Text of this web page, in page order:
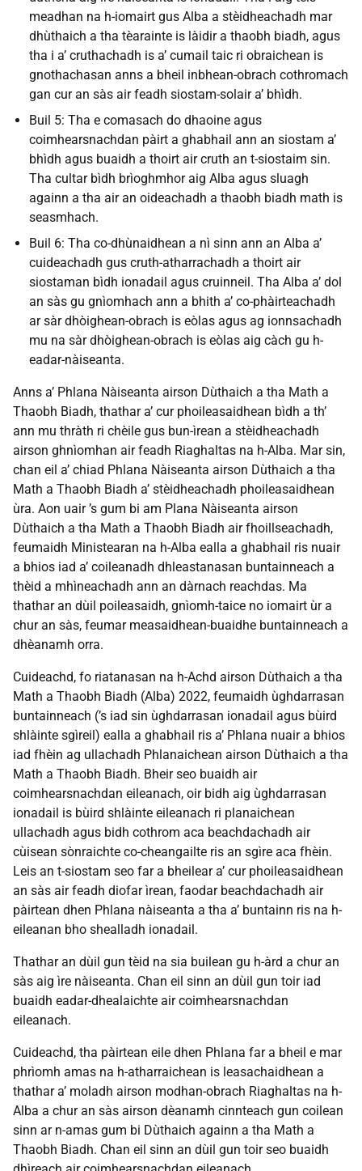
meadhan na h-iomairt gus Alba a stèidheachadh mar
dhùthaich a tha tèarainte is làidir a thaobh biadh, agus
tha i a’ cruthachadh is a’ cumail taic ri obraichean is
gnothachasan anns a bheil inbhean-obrach cothromach
gan cur an sàs air feadh siostam-solair a’ bhìdh.
Buil 5: Tha e comasach do dhaoine agus
coimhearsnachdan pàirt a ghabhail ann an siostam a’
bhìdh agus buaidh a thoirt air cruth an t-siostaim sin.
Tha cultar bìdh brìoghmhor aig Alba agus sluagh
againn a tha air an oideachadh a thaobh biadh math is
seasmhach.
Buil 6: Tha co-dhùnaidhean a nì sinn ann an Alba a’
cuideachadh gus cruth-atharrachadh a thoirt air
siostaman bìdh ionadail agus cruinneil. Tha Alba a’ dol
an sàs gu gnìomhach ann a bhith a’ co-phàirteachadh
ar sàr dhòighean-obrach is eòlas agus ag ionnsachadh
mu na sàr dhòighean-obrach is eòlas aig càch gu h-
eadar-nàiseanta.
Anns a’ Phlana Nàiseanta airson Dùthaich a tha Math a
Thaobh Biadh, thathar a’ cur phoileasaidhean bìdh a th’
ann mu thràth ri chèile gus bun-ìrean a stèidheachadh
airson ghnìomhan air feadh Riaghaltas na h-Alba. Mar sin,
chan eil a’ chiad Phlana Nàiseanta airson Dùthaich a tha
Math a Thaobh Biadh a’ stèidheachadh phoileasaidhean
ùra. Aon uair ’s gum bi am Plana Nàiseanta airson
Dùthaich a tha Math a Thaobh Biadh air fhoillseachadh,
feumaidh Ministearan na h-Alba ealla a ghabhail ris nuair
a bhios iad a’ coileanadh dhleastanasan buntainneach a
thèid a mhìneachadh ann an dàrnach reachdas. Ma
thathar an dùil poileasaidh, gnìomh-taice no iomairt ùr a
chur an sàs, feumar measaidhean-buaidhe buntainneach a
dhèanamh orra.
Cuideachd, fo riatanasan na h-Achd airson Dùthaich a tha
Math a Thaobh Biadh (Alba) 2022, feumaidh ùghdarrasan
buntainneach (’s iad sin ùghdarrasan ionadail agus bùird
shlàinte sgìreil) ealla a ghabhail ris a’ Phlana nuair a bhios
iad fhèin ag ullachadh Phlanaichean airson Dùthaich a tha
Math a Thaobh Biadh. Bheir seo buaidh air
coimhearsnachdan eileanach, oir bidh aig ùghdarrasan
ionadail is bùird shlàinte eileanach ri planaichean
ullachadh agus bidh cothrom aca beachdachadh air
cùisean sònraichte co-cheangailte ris an sgìre aca fhèin.
Leis an t-siostam seo far a bheilear a’ cur phoileasaidhean
an sàs air feadh diofar ìrean, faodar beachdachadh air
pàirtean dhen Phlana nàiseanta a tha a’ buntainn ris na h-
eileanan bho shealladh ionadail.
Thathar an dùil gun tèid na sia builean gu h-àrd a chur an
sàs aig ìre nàiseanta. Chan eil sinn an dùil gun toir iad
buaidh eadar-dhealaichte air coimhearsnachdan
eileanach.
Cuideachd, tha pàirtean eile dhen Phlana far a bheil e mar
phrìomh amas na h-atharraichean is leasachaidhean a
thathar a’ moladh airson modhan-obrach Riaghaltas na h-
Alba a chur an sàs airson dèanamh cinnteach gun coilean
sinn ar n-amas gum bi Dùthaich againn a tha Math a
Thaobh Biadh. Chan eil sinn an dùil gun toir seo buaidh